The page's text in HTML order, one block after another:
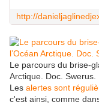
Le parcours du brise-
Arctique. Doc. Swerus.
Les alertes sont
c'est ainsi, comme